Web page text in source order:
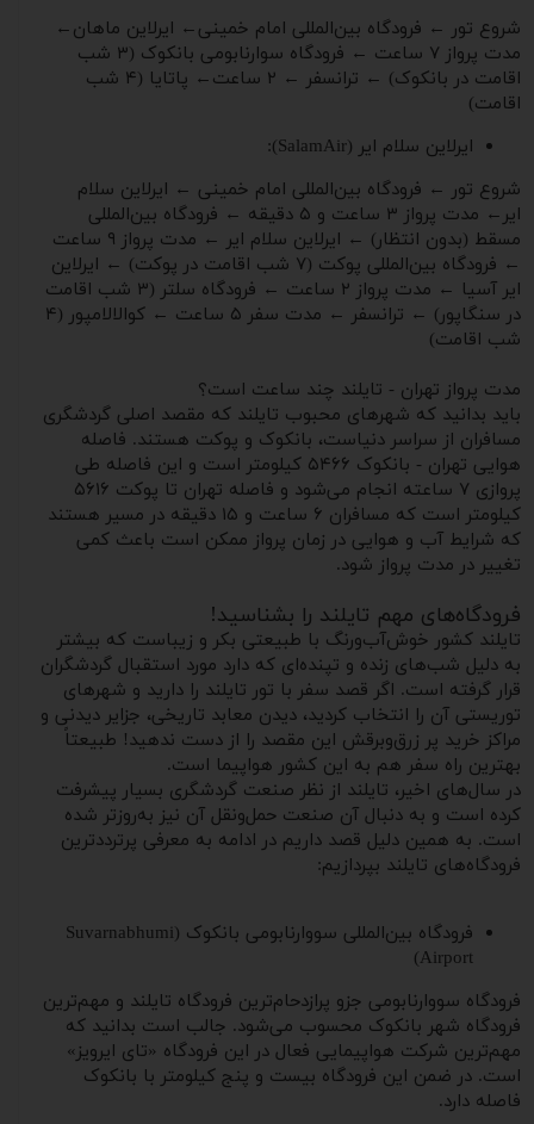
شروع تور ← فرودگاه بین‌المللی امام خمینی← ایرلاین ماهان←
مدت پرواز ۷ ساعت ← فرودگاه سوارنابومی بانکوک (۳ شب
اقامت در بانکوک) ← ترانسفر ← ۲ ساعت← پاتایا (۴ شب
اقامت)
ایرلاین سلام ایر (SalamAir):
شروع تور ← فرودگاه بین‌المللی امام خمینی ← ایرلاین سلام
ایر← مدت پرواز ۳ ساعت و ۵ دقیقه ← فرودگاه بین‌المللی
مسقط (بدون انتظار) ← ایرلاین سلام ایر ← مدت پرواز ۹ ساعت
← فرودگاه بین‌المللی پوکت (۷ شب اقامت در پوکت) ← ایرلاین
ایر آسیا ← مدت پرواز ۲ ساعت ← فرودگاه سلتر (۳ شب اقامت
در سنگاپور) ← ترانسفر ← مدت سفر ۵ ساعت ← کوالالامپور (۴
شب اقامت)
مدت پرواز تهران - تایلند چند ساعت است؟
باید بدانید که شهرهای محبوب تایلند که مقصد اصلی گردشگری
مسافران از سراسر دنیاست، بانکوک و پوکت هستند. فاصله
هوایی تهران - بانکوک ۵۴۶۶ کیلومتر است و این فاصله طی
پروازی ۷ ساعته انجام می‌شود و فاصله تهران تا پوکت ۵۶۱۶
کیلومتر است که مسافران ۶ ساعت و ۱۵ دقیقه در مسیر هستند
که شرایط آب ‌و هوایی در زمان پرواز ممکن است باعث کمی
تغییر در مدت پرواز شود.
فرودگاه‌های مهم تایلند را بشناسید!
تایلند کشور خوش‌آب‌ورنگ با طبیعتی بکر و زیباست که بیشتر
به دلیل شب‌های زنده و تپنده‌ای که دارد مورد استقبال گردشگران
قرار گرفته است. اگر قصد سفر با تور تایلند را دارید و شهرهای
توریستی آن را انتخاب کردید، دیدن معابد تاریخی، جزایر دیدنی و
مراکز خرید پر زرق‌وبرقش این مقصد را از دست ندهید! طبیعتاً
بهترین راه سفر هم به این کشور هواپیما است.
در سال‌های اخیر، تایلند از نظر صنعت گردشگری بسیار پیشرفت
کرده است و به دنبال آن صنعت حمل‌ونقل آن نیز به‌روزتر شده
است. به همین دلیل قصد داریم در ادامه به معرفی پرترددترین
فرودگاه‌های تایلند بپردازیم:
فرودگاه بین‌المللی سووارنابومی بانکوک (Suvarnabhumi
Airport)
فرودگاه سووارنابومی جزو پرازدحام‌ترین فرودگاه تایلند و مهم‌ترین
فرودگاه شهر بانکوک محسوب می‌شود. جالب است بدانید که
مهم‌ترین شرکت هواپیمایی فعال در این فرودگاه «تای ایرویز»
است. در ضمن این فرودگاه بیست و پنج کیلومتر با بانکوک
فاصله دارد.